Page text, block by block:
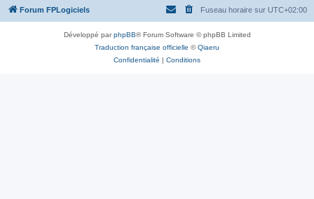
Forum FPLogiciels Fuseau horaire sur UTC+02:00
Développé parphpBB® Forum Software © phpBB Limited
Traduction française officielle ©Qiaeru
Confidentialité | Conditions